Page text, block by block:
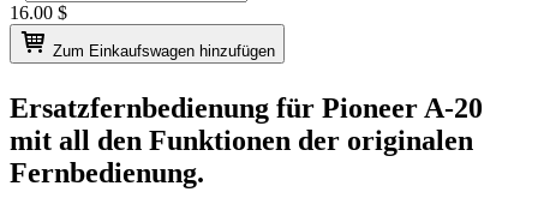
16.00 $
Zum Einkaufswagen hinzufügen
Ersatzfernbedienung für Pioneer A-20
mit all den Funktionen der originalen
Fernbedienung.